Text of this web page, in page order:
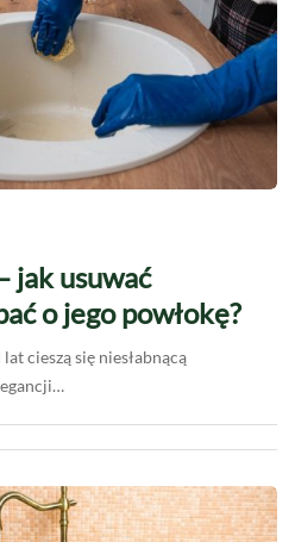
jak usuwać
o jego powłokę?
cieszą się niesłabnącą